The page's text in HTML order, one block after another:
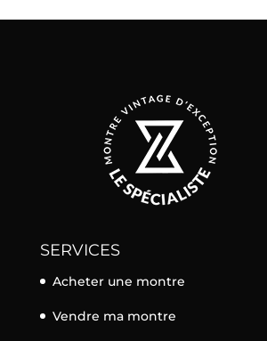
SERVICES
Acheter une montre
Vendre ma montre